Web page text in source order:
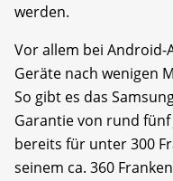
werden.
Vor allem bei
Geräte nach wenigen
So gibt es das
Garantie von rund
bereits für unter 300
seinem ca. 360